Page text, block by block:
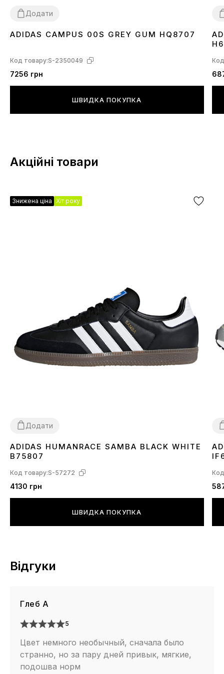
Додати
36 3738 394041 4344 45
ADIDAS CAMPUS 00S GREY GUM HQ8707
Код товару:S-2350049
7256 грн
ШВИДКА ПОКУПКА
Акційні товари
Знижена ціна Хіт року
Додати
36 3738 39 404142434445
ADIDAS HUMANRACE SAMBA BLACK WHITE
B75807
Код товару:S-57272
4130 грн
ШВИДКА ПОКУПКА
Відгуки
Глеб А
5
Цвет немного необычный, сначала было
странно, но за пару дней привык, мягкие,
подошва норм